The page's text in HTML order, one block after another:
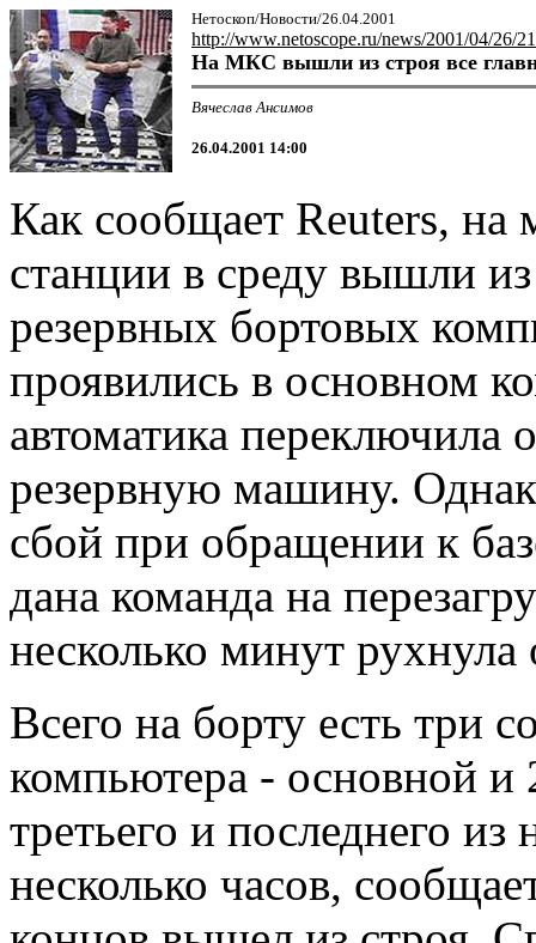
Нетоскоп/Новости/26.04.2001
http://www.netoscope.ru/news/2001/04/26/
На МКС вышли из строя все
Вячеслав Ансимов
26.04.2001 14:00
Как сообщает Reuters,
станции в среду вышли
резервных бортовых
проявились в основном
автоматика переключила
резервную машину.
сбой при обращении к
дана команда на
несколько минут
Всего на борту есть три
компьютера - основной
третьего и последнего
несколько часов,